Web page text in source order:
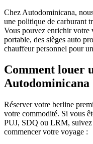
Chez Autodominicana,
une politique de carburant
Vous pouvez enrichir votre
portable, des sièges auto
chauffeur personnel pour
Comment louer
Autodominicana
Réserver votre berline
votre commodité. Si vous
PUJ, SDQ ou LRM, suivez
commencer votre voyage :